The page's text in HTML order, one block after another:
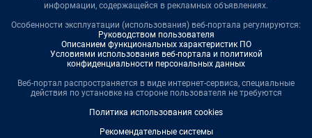
информации, содержащейся в рекламных объявлениях.
Особенности эксплуатации (использования) веб-портала регулируются:
Руководством пользователя
Описанием функциональных характеристик ПО
Условиями использования веб-портала и политикой
конфиденциальности персональных данных
Веб-портал распространяется в виде интернет-сервиса, специальные
действия по установке на стороне пользователя не требуются
Политика использования cookies
Рекомендательные системы